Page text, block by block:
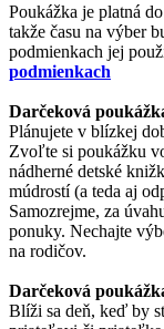
Poukážka je platná
takže času na výber
podmienkach jej
podmienkach
Darčeková
Plánujete v blízkej
Zvoľte si poukážku
nádherné detské
múdrostí (a teda aj
Samozrejme, za
ponuky. Nechajte
na rodičov.
Darčeková
Blíži sa deň, keď by